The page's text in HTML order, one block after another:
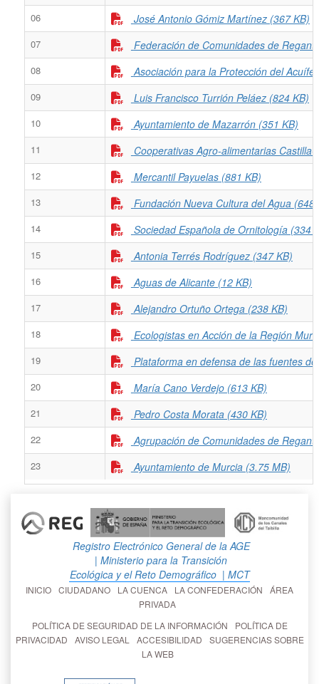
06 José Antonio Gómiz Martínez (367 KB)
07 Federación de Comunidades de
08 Asociación para la Protección del
09 Luis Francisco Turrión Peláez (824 KB)
10 Ayuntamiento de Mazarrón (351 KB)
11 Cooperativas Agro-alimentarias
12 Mercantil Payuelas (881 KB)
13 Fundación Nueva Cultura del Agua (648
14 Sociedad Española de Ornitología (334
15 Antonia Terrés Rodríguez (347 KB)
16 Aguas de Alicante (12 KB)
17 Alejandro Ortuño Ortega (238 KB)
18 Ecologistas en Acción de la Región
19 Plataforma en defensa de las fuentes
20 María Cano Verdejo (613 KB)
21 Pedro Costa Morata (430 KB)
22 Agrupación de Comunidades de
23 Ayuntamiento de Murcia (3.75 MB)
Registro Electrónico General de la AGE
| Ministerio para la Transición
Ecológica y el Reto Demográfico | MCT
INICIO CIUDADANO LA CUENCA LA CONFEDERACIÓN
ÁREA
PRIVADA
POLÍTICA DE SEGURIDAD DE LA INFORMACIÓN
POLÍTICA DE
PRIVACIDAD
AVISO LEGAL ACCESIBILIDAD
SUGERENCIAS SOBRE
LA WEB